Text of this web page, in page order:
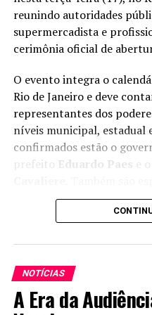
Esses meios podem ser
espécie, ou digitais, como
eletrônicas e carteiras
Principais
pagamento
1. Dinheiro em espécie
Apesar da digitalização, o
regiões com menor
estabelecimentos de
desse meio.
Vantagens:
reunindo autoridades
supermercadista e
cerimônia oficial de
O evento integra o
Rio de Janeiro e deve
representantes dos
níveis municipal, estadual
confirmados estão o
prefeito Eduardo Paes e
vereadores e gestores de
defesa do consumidor.
Durante a solenidade, o
(Associação de
Janeiro),Fábio Queiróz
presidente da ALAS para o
NOTÍCIAS
A Era da